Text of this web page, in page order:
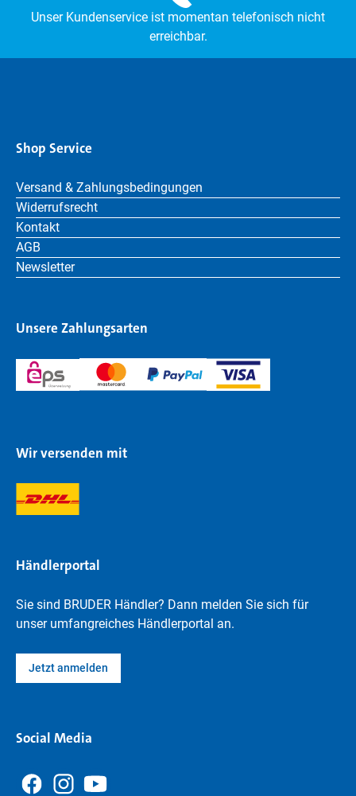
Unser Kundenservice ist momentan telefonisch nicht
erreichbar.
Shop Service
Versand & Zahlungsbedingungen
Widerrufsrecht
Kontakt
AGB
Newsletter
Unsere Zahlungsarten
Wir versenden mit
Händlerportal
Sie sind BRUDER Händler? Dann melden Sie sich für
unser umfangreiches Händlerportal an.
Jetzt anmelden
Social Media